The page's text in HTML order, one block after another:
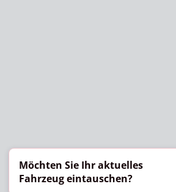
Möchten Sie Ihr aktuelles
Fahrzeug eintauschen?